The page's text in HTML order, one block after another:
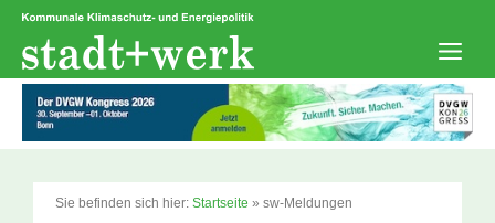
Zum
springen
Sie befinden sich hier: Startseite » sw-Meldungen